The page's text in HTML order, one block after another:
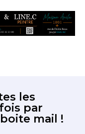
les
par
mail !